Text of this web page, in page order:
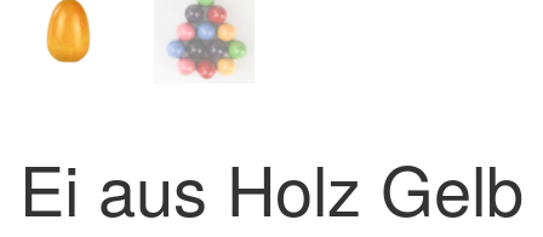
Ei aus Holz Gelb